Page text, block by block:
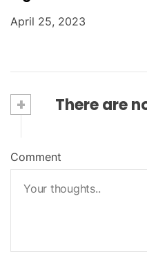
April 25, 2023
+ There are
Comment